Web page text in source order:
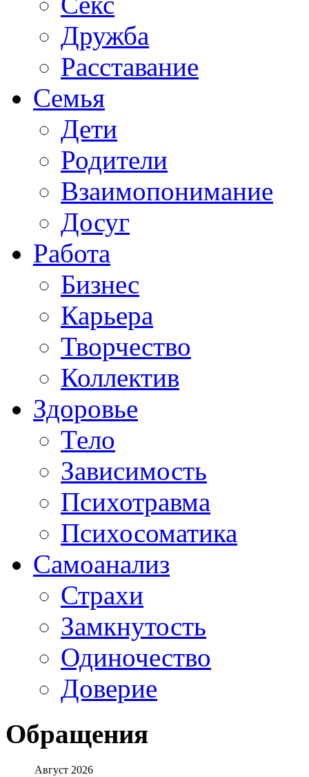
Дружба
Расставание
Семья
Дети
Родители
Взаимопонимание
Досуг
Работа
Бизнес
Карьера
Творчество
Коллектив
Здоровье
Тело
Зависимость
Психотравма
Психосоматика
Самоанализ
Страхи
Замкнутость
Одиночество
Доверие
Обращения
Август 2026